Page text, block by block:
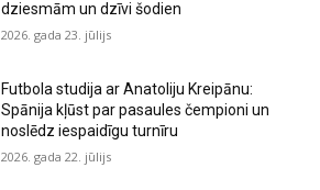
dziesmām un dzīvi šodien
2026. gada 23. jūlijs
Futbola studija ar Anatoliju Kreipānu:
Spānija kļūst par pasaules čempioni un
noslēdz iespaidīgu turnīru
2026. gada 22. jūlijs